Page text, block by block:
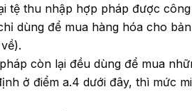
tệ thu nhập hợp pháp được
dùng để mua hàng hóa cho
còn lại đều dùng để mua
ở điểm a.4 dưới đây, thì mức